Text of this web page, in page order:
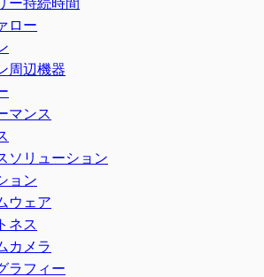
ロー
周辺機器
マンス
ソリューション
ョン
ウェア
ネス
カメラ
ラフィー